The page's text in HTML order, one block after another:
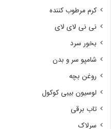
کرم مرطوب کننده
نی نی لای لای
بخور سرد
شامپو سر و بدن
روغن بچه
لوسیون بیبی کوکول
تاب برقی
سرلاک